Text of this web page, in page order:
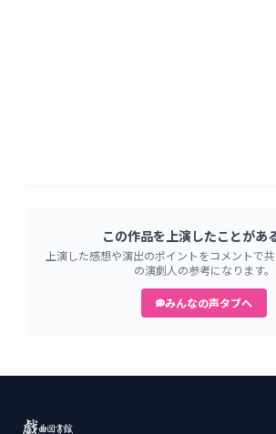
この作品を上演したことがあ
上演した感想や演出のポイントをコメントで
の演劇人の参考になります。
みんなの声タブへ